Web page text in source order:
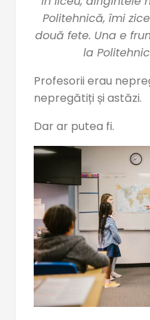
Politehnică, îmi
două fete. Una e
la
Profesorii erau
nepregătiți și astăzi.
Dar ar putea fi.